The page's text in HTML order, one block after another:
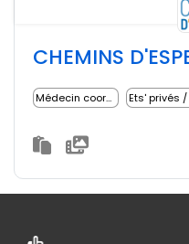
Médecin coordonnateur